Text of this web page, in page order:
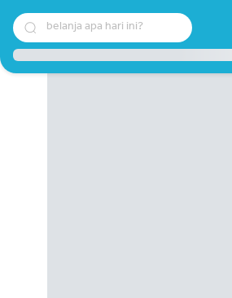
belanja apa hari ini?